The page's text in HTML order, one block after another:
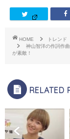
HOME トレンド
神山智洋の作詞作
が素敵！
RELATED